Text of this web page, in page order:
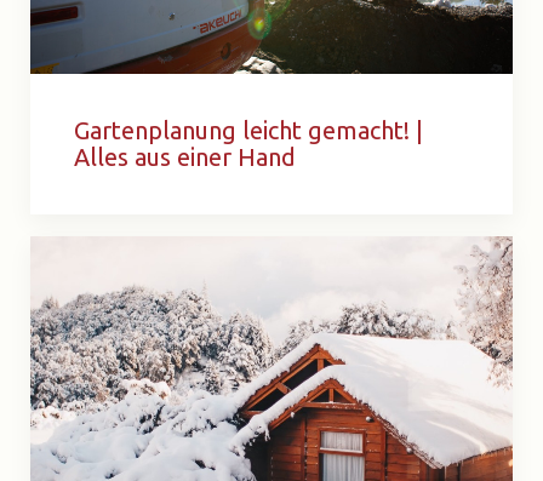
Gartenplanung leicht gemacht! |
Alles aus einer Hand